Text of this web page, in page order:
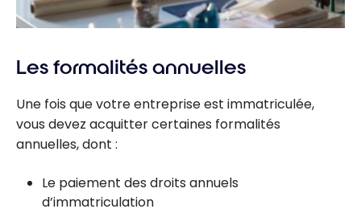
Les formalités annuelles
Une fois que votre entreprise est immatriculée,
vous devez acquitter certaines formalités
annuelles, dont :
Le paiement des droits annuels
d’immatriculation